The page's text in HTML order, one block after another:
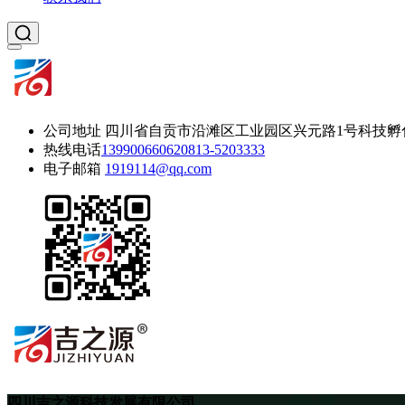
公司地址 四川省自贡市沿滩区工业园区兴元路1号科技孵
热线电话139900660620813-5203333
电子邮箱 1919114@qq.com